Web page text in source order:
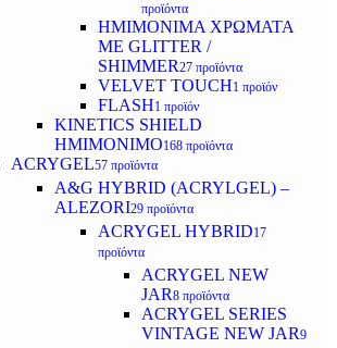
προϊόντα
ΗΜΙΜΟΝΙΜA ΧΡΩΜΑΤΑ
ΜΕ GLITTER /
SHIMMER27 προϊόντα
VELVET TOUCH1 προϊόν
FLASH1 προϊόν
KINETICS SHIELD
ΗΜΙΜΟΝΙΜΟ168 προϊόντα
ACRYGEL57 προϊόντα
A&G HYBRID (ACRYLGEL) –
ALEZORI29 προϊόντα
ACRYGEL HYBRID17
προϊόντα
ACRYGEL NEW
JAR8 προϊόντα
ACRYGEL SERIES
VINTAGE NEW JAR9